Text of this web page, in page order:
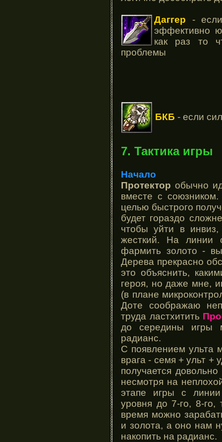
Даггер -
эффективно
как раз то
проблемы
БКБ - если
7. Тактика игры
Начало
Протектор обычно
вместе с
целью быстрого
будет гораздо
чтобы уйти в
жесткий. На линии
фармить золото -
Дерева прекрасно
это объяснить,
героя, но даже мне,
(в плане
Доте соображаю
труда ластхитить
до середины игры
радианс.
С появлением ульта
врага - семя + ульт +
получается
несмотря на
этапе игры с
уровня до 7-го, 8-
время можно
и золота, а оно нам
накопить на радианс.